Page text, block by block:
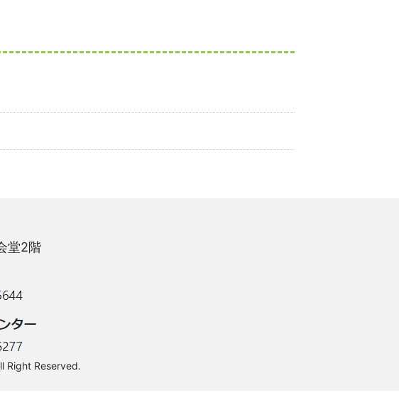
堂2階
Right Reserved.